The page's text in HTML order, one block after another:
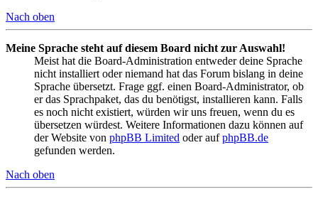
Nach oben
Meine Sprache steht auf diesem Board nicht zur Auswahl!
Meist hat die Board-Administration entweder deine Sprache
nicht installiert oder niemand hat das Forum bislang in deine
Sprache übersetzt. Frage ggf. einen Board-Administrator, ob
er das Sprachpaket, das du benötigst, installieren kann. Falls
es noch nicht existiert, würden wir uns freuen, wenn du es
übersetzen würdest. Weitere Informationen dazu können auf
der Website von phpBB Limited oder aufphpBB.de
gefunden werden.
Nach oben